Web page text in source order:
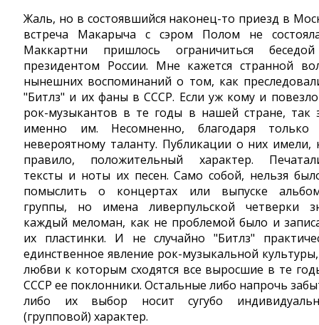
Жаль, но в состоявшийся наконец-то приезд в
встреча Макарыча с сэром Полом не
Маккартни пришлось ограничиться
президентом России. Мне кажется странной
нынешних воспоминаний о том, как
"Битлз" и их фаны в СССР. Если уж кому и
рок-музыкантов в те годы в нашей стране, так
именно им. Несомненно, благодаря только
невероятному таланту. Публикации о них имели,
правило, положительный характер.
тексты и ноты их песен. Само собой, нельзя
помыслить о концертах или выпуске
группы, но имена ливерпульской четверки
каждый меломан, как не проблемой было и
их пластинки. И не случайно "Битлз"
единственное явление рок-музыкальной
любви к которым сходятся все выросшие в те
СССР ее поклонники. Остальные либо напрочь
либо их выбор носит сугубо
(групповой) характер.